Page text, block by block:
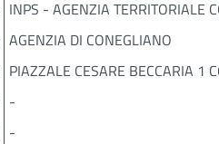
INPS - AGENZIA TERRITORIALE
AGENZIA DI CONEGLIANO
PIAZZALE CESARE BECCARIA 1
-
-